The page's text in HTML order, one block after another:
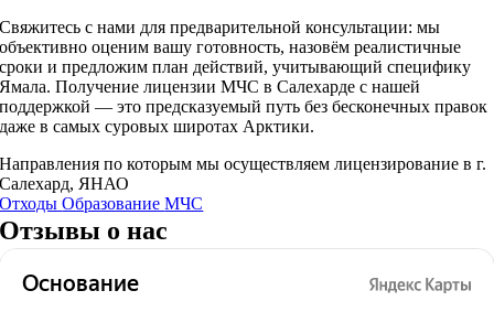
Свяжитесь с нами для предварительной консультации: мы
объективно оценим вашу готовность, назовём реалистичные
сроки и предложим план действий, учитывающий специфику
Ямала. Получение лицензии МЧС в Салехарде с нашей
поддержкой — это предсказуемый путь без бесконечных правок
даже в самых суровых широтах Арктики.
Направления по которым мы осуществляем лицензирование в г.
Салехард, ЯНАО
ОтходыОбразованиеМЧС
Отзывы о нас